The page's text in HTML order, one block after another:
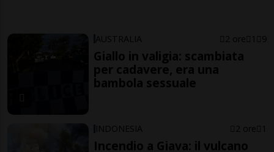
AUSTRALIA 2 ore 1 9
Giallo in valigia: scambiata
per cadavere, era una
bambola sessuale
INDONESIA 2 ore 1
Incendio a Giava: il vulcano